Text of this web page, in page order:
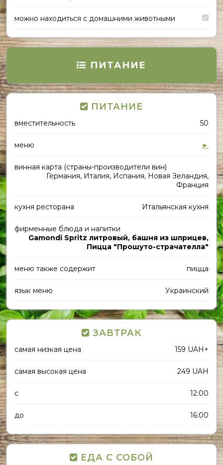
можно находиться с домашними животными
ПИТАНИЕ
ПИТАНИЕ
вместительность 50
меню ►
винная карта (страны-производители вин)
Германия, Италия, Испания, Новая Зеландия,
Франция
кухня ресторана Итальянская кухня
фирменные блюда и напитки
Gamondi Spritz литровый, башня из шприцев,
Пицца "Прошуто-страчателла"
меню также содержит пицца
язык меню Украинский
ЗАВТРАК
самая низкая цена 159 UAH+
самая высокая цена 249 UAH
с 12:00
до 16:00
ЕДА С СОБОЙ